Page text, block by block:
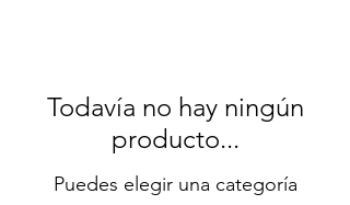
Todavía no hay ningún
producto...
Puedes elegir una categoría